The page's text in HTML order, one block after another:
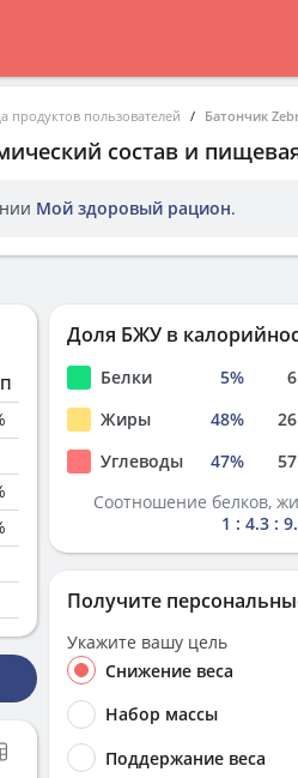
продуктов пользователей Батончик
состав и
Мой здоровый рацион.
Доля БЖУ в
Белки 5% 6
Жиры
48% 26
Углеводы
47% 57
Соотношение белков,
1 : 4.3 :
Получите
Укажите вашу цель
Снижение веса
Набор массы
Поддержание веса